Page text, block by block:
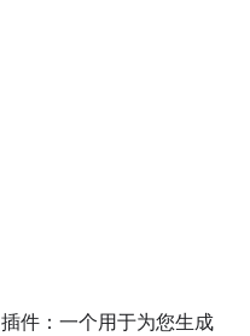
插件：一个用于为您生成